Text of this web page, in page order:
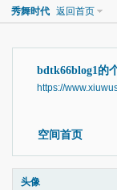
秀舞时代 返回首页
bdtk66blog1的
https://
空间首页
头像